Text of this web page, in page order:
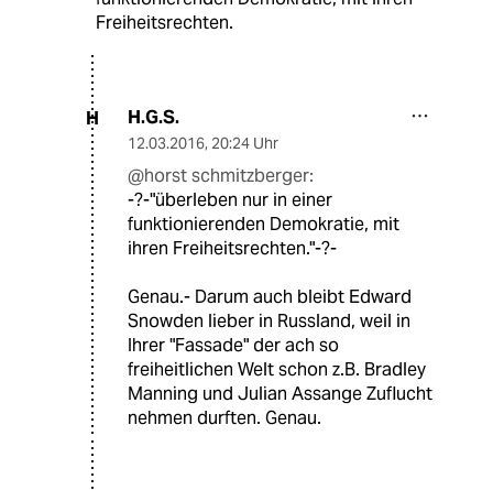
Freiheitsrechten.
H H.G.S.
12.03.2016, 20:24 Uhr
@horst schmitzberger:
-?-"überleben nur in einer
funktionierenden Demokratie, mit
ihren Freiheitsrechten."-?-
Genau.- Darum auch bleibt Edward
Snowden lieber in Russland, weil in
Ihrer "Fassade" der ach so
freiheitlichen Welt schon z.B. Bradley
Manning und Julian Assange Zuflucht
nehmen durften. Genau.